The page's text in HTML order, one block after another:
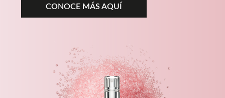
CONOCE MÁS AQUÍ
**Basado en un estudio in vitro. ***Basado en un estudio de